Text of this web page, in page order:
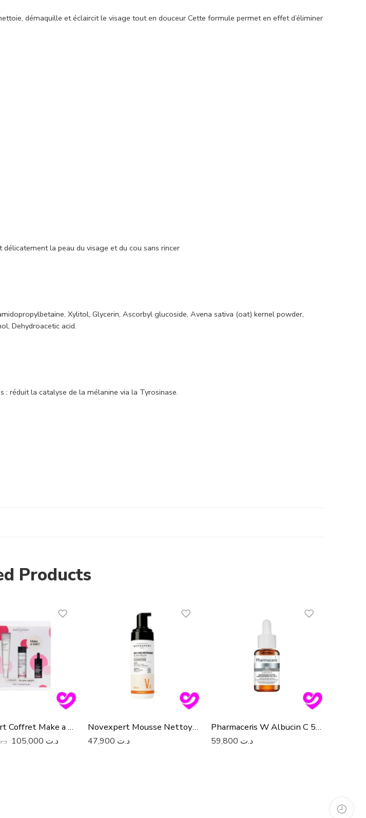
démaquille et éclaircit le visage tout en douceur Cette formule permet en effet d’éliminer
la peau du visage et du cou sans rincer
Xylitol, Glycerin, Ascorbyl glucoside, Avena sativa (oat) kernel powder,
Dehydroacetic acid.
: réduit la catalyse de la mélanine via la Tyrosinase.
Products
Novexpert Coffret Make a Wish
د.ت
Novexpert Mousse Nettoyante Flash Éclat
د.ت
Pharmaceris W Albucin C 5% Sérum concentré anti-taches, 30ml
د.ت